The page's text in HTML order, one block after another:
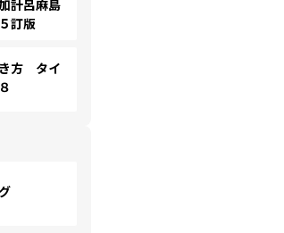
計呂麻島
訂版
方 タイ